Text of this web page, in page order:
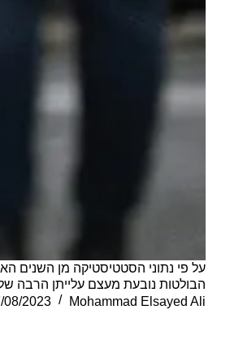
הבולטות נובעת מעצם עלייתן הרבה
Mohammad Elsayed Ali
08/2023